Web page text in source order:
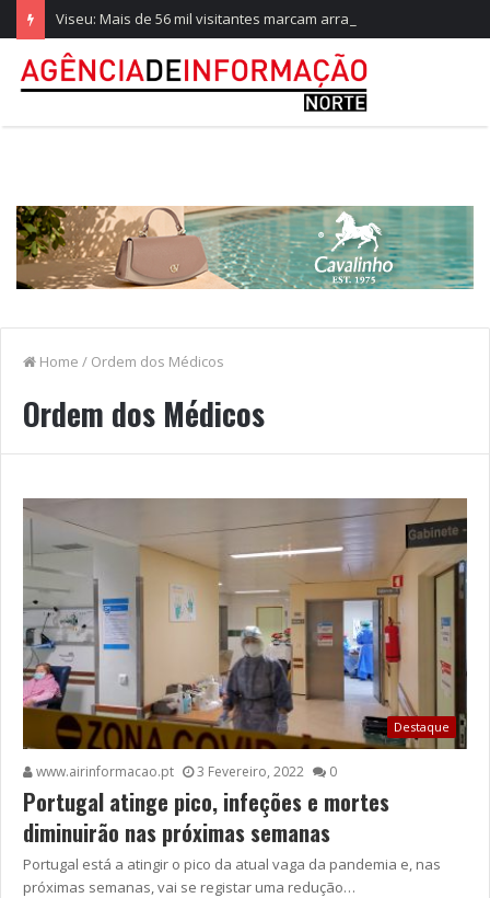
Home / Ordem dos Médicos
Ordem dos Médicos
Destaque
www.airinformacao.pt 3 Fevereiro, 2022 0
Portugal atinge pico, infeções e mortes
diminuirão nas próximas semanas
Portugal está a atingir o pico da atual vaga da pandemia e, nas
próximas semanas, vai se registar uma redução…